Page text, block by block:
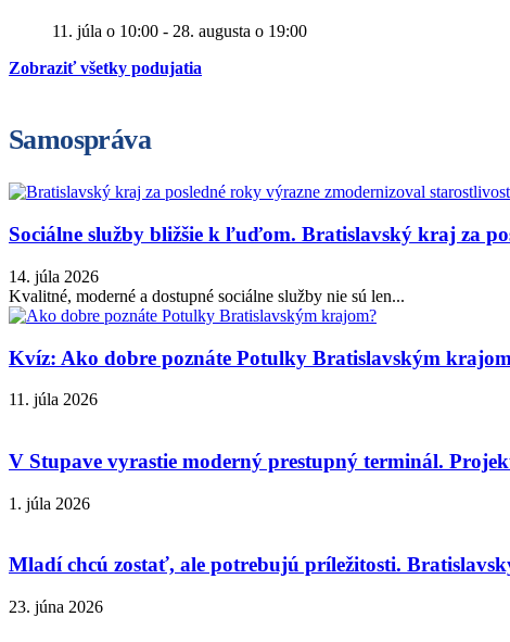
11. júla o 10:00 - 28. augusta o 19:00
Zobraziť všetky podujatia
Samospráva
Sociálne služby bližšie k ľuďom. Bratislavský kraj za
14. júla 2026
Kvalitné, moderné a dostupné sociálne služby nie sú len...
Kvíz: Ako dobre poznáte Potulky Bratislavským
11. júla 2026
V Stupave vyrastie moderný prestupný terminál.
1. júla 2026
Mladí chcú zostať, ale potrebujú príležitosti.
23. júna 2026